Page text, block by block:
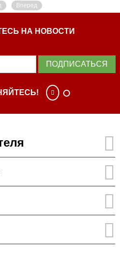
Вперед
НА НОВОСТИ
ПОДПИСАТЬСЯ